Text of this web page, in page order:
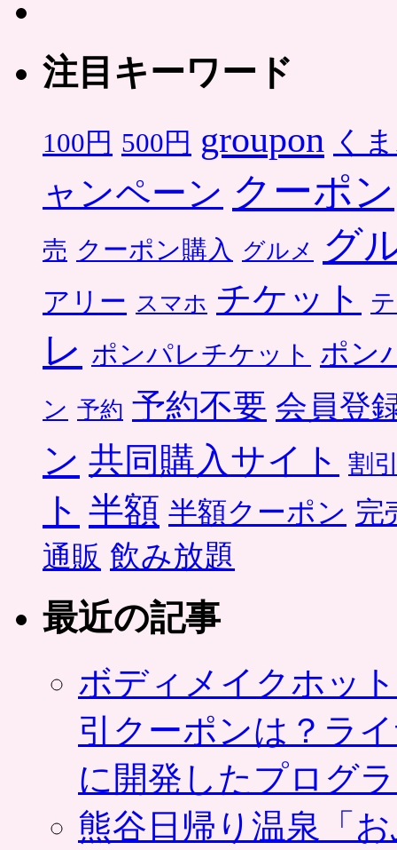
注目キーワード
100円 500円 groupon く
ャンペーン クーポン
売 クーポン購入 グルメ グ
アリー スマホ チケット
レ ポンパレチケット ポン
ン 予約 予約不要 会員登
ン 共同購入サイト 割
ト 半額 半額クーポン 完
通販 飲み放題
最近の記事
ボディメイクホッ
引クーポンは？ラ
に開発したプログ
熊谷日帰り温泉「